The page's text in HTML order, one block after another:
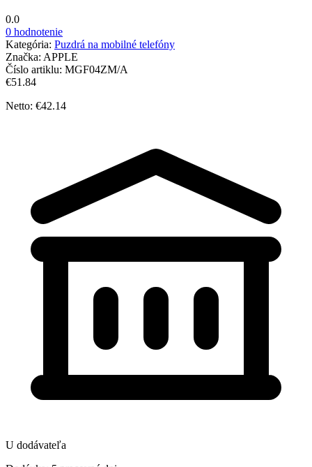
0.0
0 hodnotenie
Kategória: Puzdrá na mobilné telefóny
Značka: APPLE
Číslo artiklu: MGF04ZM/A
€51.84
Netto: €42.14
U dodávateľa